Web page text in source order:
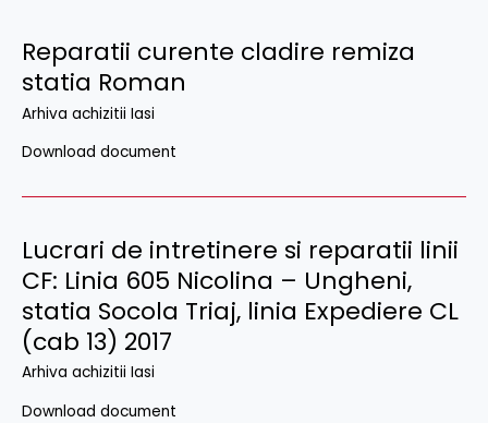
Reparatii curente cladire remiza
statia Roman
Arhiva achizitii Iasi
Download document
Lucrari de intretinere si reparatii linii
CF: Linia 605 Nicolina – Ungheni,
statia Socola Triaj, linia Expediere CL
(cab 13) 2017
Arhiva achizitii Iasi
Download document